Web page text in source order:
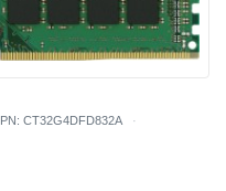
PN: CT32G4DFD832A